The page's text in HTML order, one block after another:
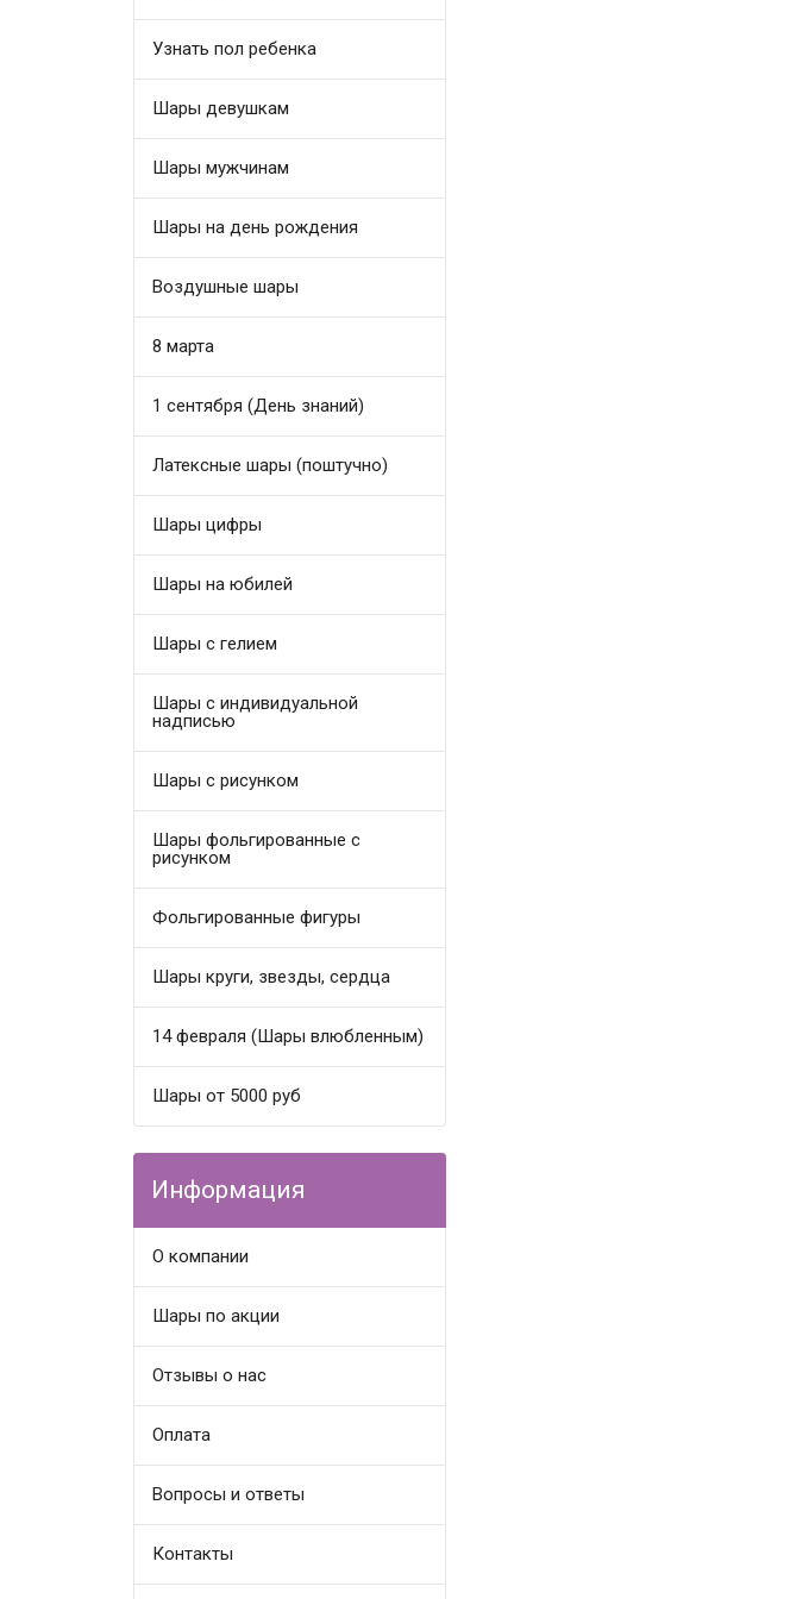
Узнать пол ребенка
Шары девушкам
Шары мужчинам
Шары на день рождения
Воздушные шары
8 марта
1 сентября (День знаний)
Латексные шары (поштучно)
Шары цифры
Шары на юбилей
Шары с гелием
Шары с индивидуальной
надписью
Шары с рисунком
Шары фольгированные с
рисунком
Фольгированные фигуры
Шары круги, звезды, сердца
14 февраля (Шары влюбленным)
Шары от 5000 руб
Информация
О компании
Шары по акции
Отзывы о нас
Оплата
Вопросы и ответы
Контакты